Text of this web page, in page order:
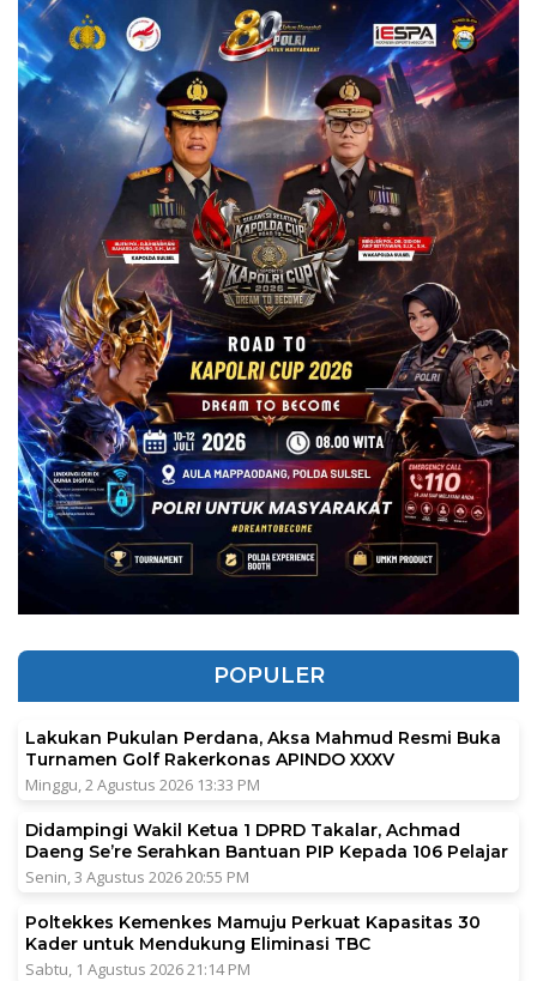
POPULER
Lakukan Pukulan Perdana, Aksa Mahmud Resmi Buka
Turnamen Golf Rakerkonas APINDO XXXV
Minggu, 2 Agustus 2026 13:33 PM
Didampingi Wakil Ketua 1 DPRD Takalar, Achmad
Daeng Se’re Serahkan Bantuan PIP Kepada 106 Pelajar
Senin, 3 Agustus 2026 20:55 PM
Poltekkes Kemenkes Mamuju Perkuat Kapasitas 30
Kader untuk Mendukung Eliminasi TBC
Sabtu, 1 Agustus 2026 21:14 PM